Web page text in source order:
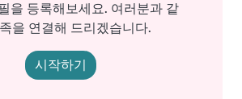
을 등록해보세요. 여러분과 같
을 연결해 드리겠습니다.
시작하기